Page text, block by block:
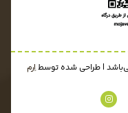
| طراحی شده توسطاِرم